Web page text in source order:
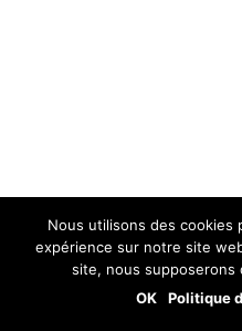
Nous utilisons des cookies
expérience sur notre site
site, nous supposerons
OK
Politique